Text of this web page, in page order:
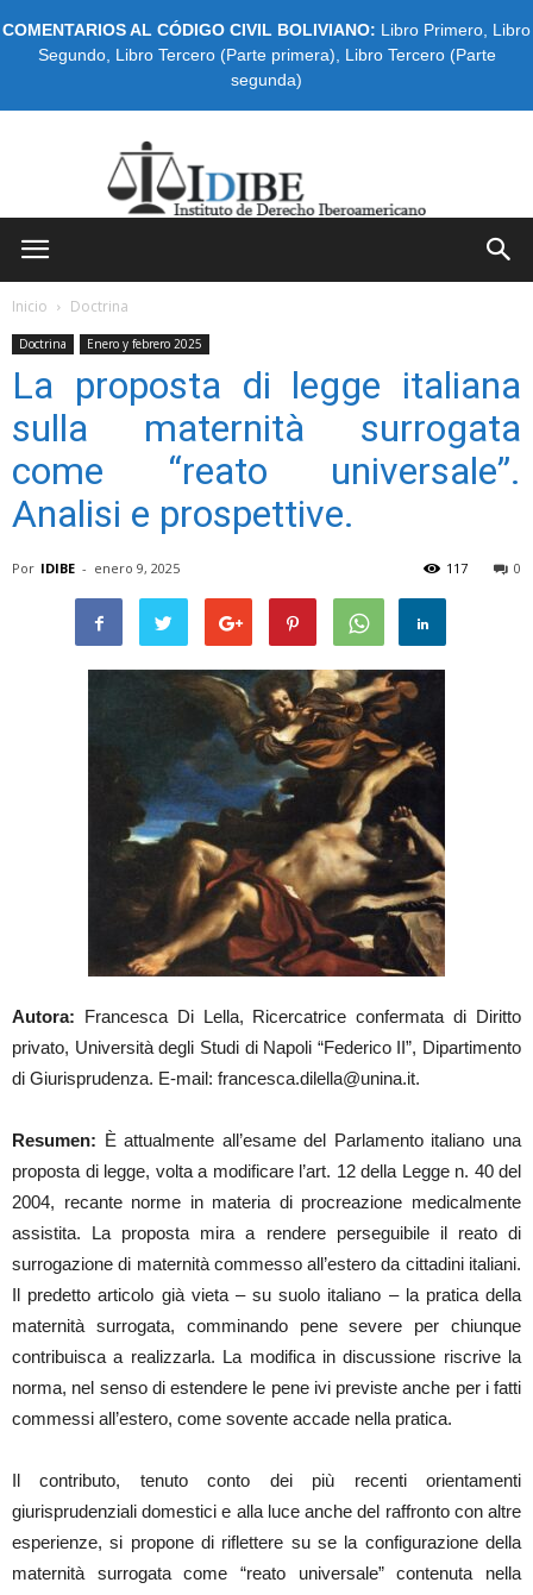
COMENTARIOS AL CÓDIGO CIVIL BOLIVIANO: Libro Primero Libro
Segundo, Libro Tercero (Parte primera)
Libro Tercero (Parte
segunda)
Inicio Doctrina
Doctrina Enero y febrero 2025
La proposta di legge italiana
sulla maternità surrogata
come “reato universale”.
Analisi e prospettive.
Por IDIBE - enero 9, 2025 0
117
Autora: Francesca Di Lella, Ricercatrice confermata di Diritto
privato, Università degli Studi di Napoli “Federico II”, Dipartimento
di Giurisprudenza. E-mail: francesca.dilella@unina.it.
Resumen: È attualmente all’esame del Parlamento italiano una
proposta di legge, volta a modificare l’art. 12 della Legge n. 40 del
2004, recante norme in materia di procreazione medicalmente
assistita. La proposta mira a rendere perseguibile il reato di
surrogazione di maternità commesso all’estero da cittadini italiani.
Il predetto articolo già vieta – su suolo italiano – la pratica della
maternità surrogata, comminando pene severe per chiunque
contribuisca a realizzarla. La modifica in discussione riscrive la
norma, nel senso di estendere le pene ivi previste anche per i fatti
commessi all’estero, come sovente accade nella pratica.
Il contributo, tenuto conto dei più recenti orientamenti
giurisprudenziali domestici e alla luce anche del raffronto con altre
esperienze, si propone di riflettere su se la configurazione della
maternità surrogata come “reato universale” contenuta nella